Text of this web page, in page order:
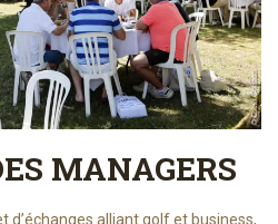
MANAGERS
d’échanges alliant golf et business,